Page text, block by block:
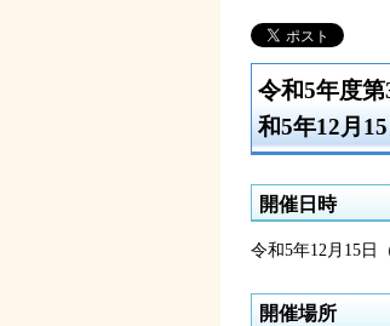
令和5年度
和5年12月15
開催日時
令和5年12月15日
開催場所